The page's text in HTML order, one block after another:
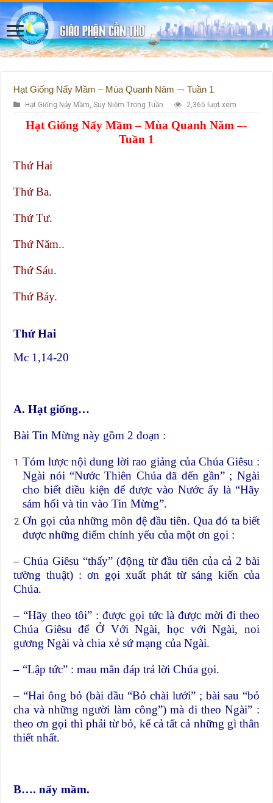
Hạt Giống Nẩy Mầm – Mùa Quanh Năm –- Tuần 1
Hạt Giống Nảy Mầm ,Suy Niệm Trong Tuần 2,365 lượt xem
Hạt Giống Nẩy Mầm – Mùa Quanh Năm –-
Tuần 1
Thứ Hai
Thứ Ba.
Thứ Tư.
Thứ Năm..
Thứ Sáu.
Thứ Bảy.
Thứ Hai
Mc 1,14-20
A. Hạt giống…
Bài Tin Mừng này gồm 2 đoạn :
Tóm lược nội dung lời rao giảng của Chúa Giêsu :
Ngài nói “Nước Thiên Chúa đã đến gần” ; Ngài
cho biết điều kiện để được vào Nước ấy là “Hãy
sám hối và tin vào Tin Mừng”.
Ơn gọi của những môn đệ đầu tiên. Qua đó ta biết
được những điểm chính yếu của một ơn gọi :
– Chúa Giêsu “thấy” (động từ đầu tiên của cả 2 bài
tường thuật) : ơn gọi xuất phát từ sáng kiến của
Chúa.
– “Hãy theo tôi” : được gọi tức là được mời đi theo
Chúa Giêsu để Ở Với Ngài, học với Ngài, noi
gương Ngài và chia xẻ sứ mạng của Ngài.
– “Lập tức” : mau mắn đáp trả lời Chúa gọi.
– “Hai ông bỏ (bài đầu “Bỏ chài lưới” ; bài sau “bỏ
cha và những người làm công”) mà đi theo Ngài” :
theo ơn gọi thì phải từ bỏ, kể cả tất cả những gì thân
thiết nhất.
B…. nẩy mầm.